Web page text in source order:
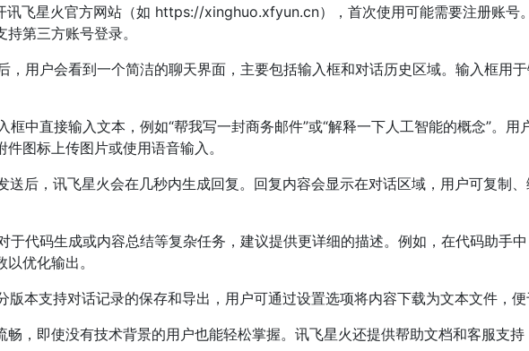
讯飞星火官方网站（如 https://xinghuo.xfyun.cn），首次使用可能需要注册账号
第三方账号登录。
，用户会看到一个简洁的聊天界面，主要包括输入框和对话历史区域。输入框用
框中直接输入文本，例如“帮我写一封商务邮件”或“解释一下人工智能的概念”。
图标上传图片或使用语音输入。
送后，讯飞星火会在几秒内生成回复。回复内容会显示在对话区域，用户可复制
于代码生成或内容总结等复杂任务，建议提供更详细的描述。例如，在代码助手
优化输出。
版本支持对话记录的保存和导出，用户可通过设置选项将内容下载为文本文件，便
畅，即使没有技术背景的用户也能轻松掌握。讯飞星火还提供帮助文档和客服支持